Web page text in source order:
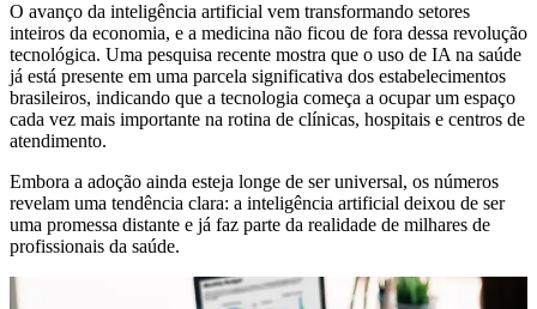
O avanço da inteligência artificial vem transformando setores
inteiros da economia, e a medicina não ficou de fora dessa revolução
tecnológica. Uma pesquisa recente mostra que o uso de IA na saúde
já está presente em uma parcela significativa dos estabelecimentos
brasileiros, indicando que a tecnologia começa a ocupar um espaço
cada vez mais importante na rotina de clínicas, hospitais e centros de
atendimento.
Embora a adoção ainda esteja longe de ser universal, os números
revelam uma tendência clara: a inteligência artificial deixou de ser
uma promessa distante e já faz parte da realidade de milhares de
profissionais da saúde.